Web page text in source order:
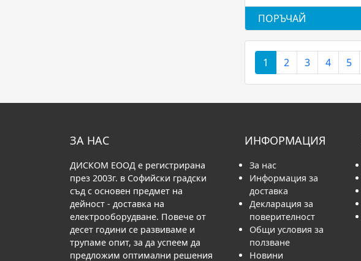
ПОРЪЧАЙ
1 2 3 4 5
ЗА НАС
ДИСКОМ ЕООД е регистрирана
през 2003г. в Софийски градски
съд с основен предмет на
дейност - доставка на
електрооборудване. Повече от
десет години се развиваме и
трупаме опит, за да успеем да
предложим оптимални решения
ИНФОРМАЦИЯ
За нас
Информация за
доставка
Декларация за
поверителност
Общи условия за
ползване
Новини